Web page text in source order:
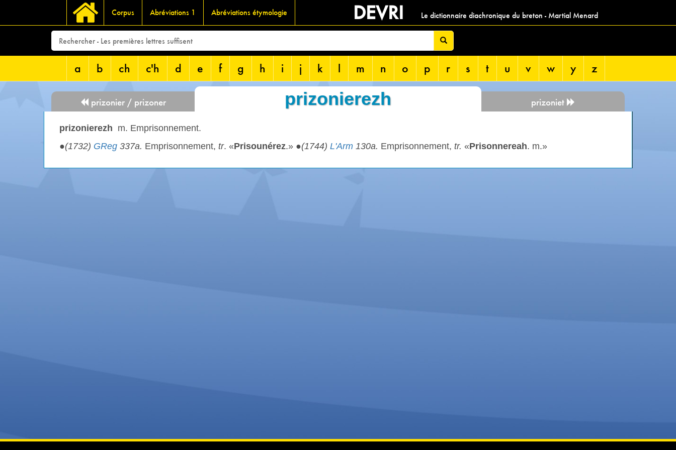
Corpus Abréviations 1 Abréviations étymologie DEVRI Le dictionnaire diachronique du breton - Martial Menard
a b ch c'h d e f g h i j k l m n o p r s t u v w y z
prizonier / prizoner prizonierezh prizoniet
prizonierezh m. Emprisonnement.
●(1732) GReg 337a. Emprisonnement, tr. «Prisounérez.» ●(1744) L'Arm 130a. Emprisonnement, tr. «Prisonnereah. m.»